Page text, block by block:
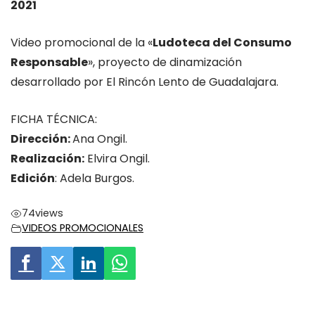
2021
Video promocional de la «Ludoteca del Consumo
Responsable», proyecto de dinamización
desarrollado por El Rincón Lento de Guadalajara.
FICHA TÉCNICA:
Dirección:Ana Ongil.
Realización: Elvira Ongil.
Edición: Adela Burgos.
74views
VIDEOS PROMOCIONALES